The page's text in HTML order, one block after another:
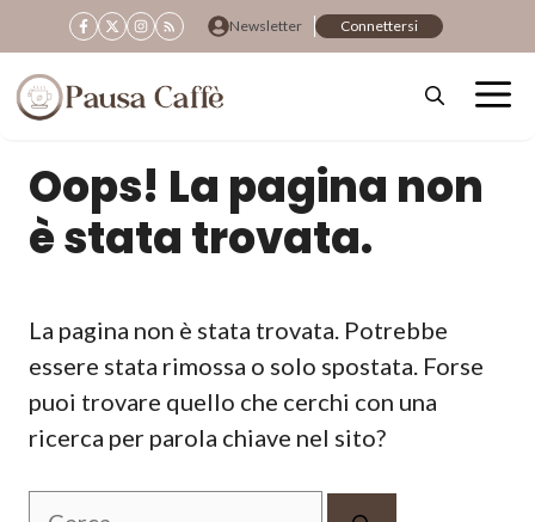
al
contenuto
Newsletter Connettersi
Oops! La pagina non
è stata trovata.
La pagina non è stata trovata. Potrebbe
essere stata rimossa o solo spostata. Forse
puoi trovare quello che cerchi con una
ricerca per parola chiave nel sito?
Ricerca